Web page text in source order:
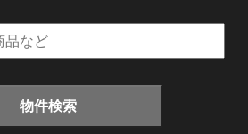
物件検索